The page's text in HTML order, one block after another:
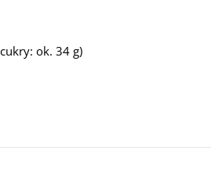
ok. 34 g)